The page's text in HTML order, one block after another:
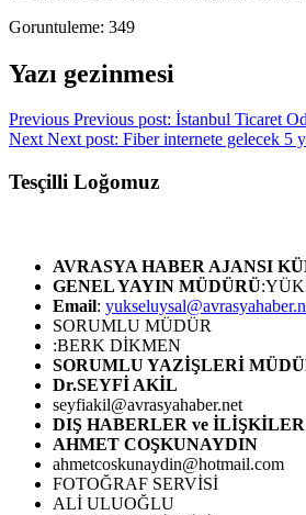
Goruntuleme: 349
Yazı gezinmesi
Previous Previous post: İstanbul Ticaret
Next Next post: Fiber internete gelecek 5
Tesçilli Loğomuz
AVRASYA HABER AJANSI
GENEL YAYIN MÜDÜRÜ
Email:
SORUMLU MÜDÜR
:BERK DİKMEN
SORUMLU YAZİŞLERİ
Dr.SEYFİ AKİL
seyfiakil@avrasyahaber.net
DIŞ HABERLER ve
AHMET COŞKUNAYDIN
ahmetcoskunaydin@hotmail.com
FOTOĞRAF SERVİSİ
ALİ ULUOĞLU